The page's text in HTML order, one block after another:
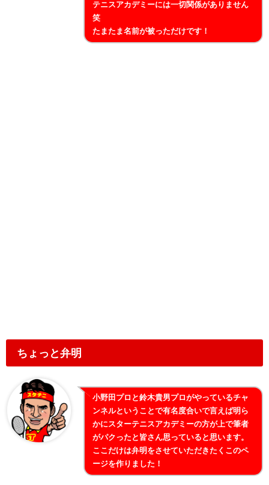
テニスアカデミーには一切関係がありません
笑
たまたま名前が被っただけです！
ちょっと弁明
小野田プロと鈴木貴男プロがやっているチャ
ンネルということで有名度合いで言えば明ら
かにスターテニスアカデミーの方が上で筆者
がパクったと皆さん思っていると思います。
ここだけは弁明をさせていただきたくこのペ
ージを作りました！